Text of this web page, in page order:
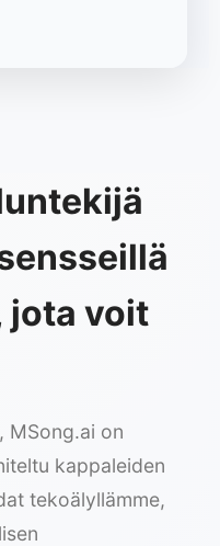
jota voit
MSong.ai on
kappaleiden
tekoälyllämme,